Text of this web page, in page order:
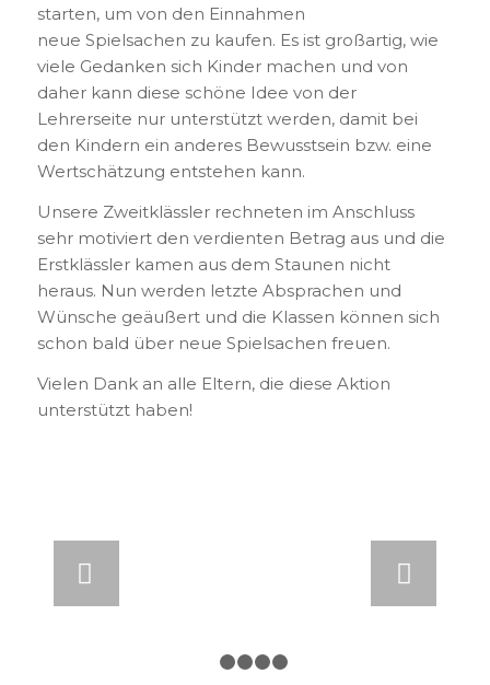
starten, um von den Einnahmen
neue Spielsachen zu kaufen. Es ist großartig, wie
viele Gedanken sich Kinder machen und von
daher kann diese schöne Idee von der
Lehrerseite nur unterstützt werden, damit bei
den Kindern ein anderes Bewusstsein bzw. eine
Wertschätzung entstehen kann.
Unsere Zweitklässler rechneten im Anschluss
sehr motiviert den verdienten Betrag aus und die
Erstklässler kamen aus dem Staunen nicht
heraus. Nun werden letzte Absprachen und
Wünsche geäußert und die Klassen können sich
schon bald über neue Spielsachen freuen.
Vielen Dank an alle Eltern, die diese Aktion
unterstützt haben!